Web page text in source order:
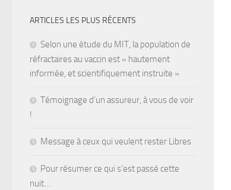
ARTICLES LES PLUS RÉCENTS
Selon une étude du MIT, la population de
réfractaires au vaccin est « hautement
informée, et scientifiquement instruite »
Témoignage d’un assureur, à vous de voir
!
Message à ceux qui veulent rester Libres
Pour résumer ce qui s’est passé cette
nuit…